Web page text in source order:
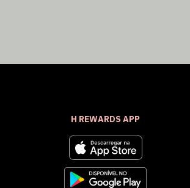
H REWARDS APP